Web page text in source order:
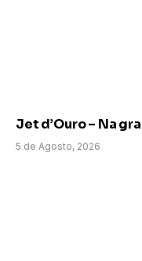
Jet d’Ouro – Na
5 de Agosto, 2026